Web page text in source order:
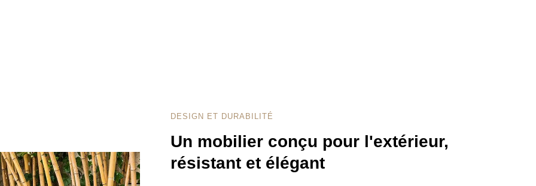
DESIGN ET DURABILITÉ
Un mobilier conçu pour l'extérieur,
résistant et élégant